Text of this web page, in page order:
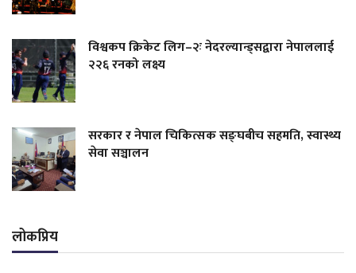
विश्वकप क्रिकेट लिग–२ः नेदरल्यान्ड्सद्वारा नेपाललाई
२२६ रनको लक्ष्य
सरकार र नेपाल चिकित्सक सङ्घबीच सहमति, स्वास्थ्य
सेवा सञ्चालन
लोकप्रिय